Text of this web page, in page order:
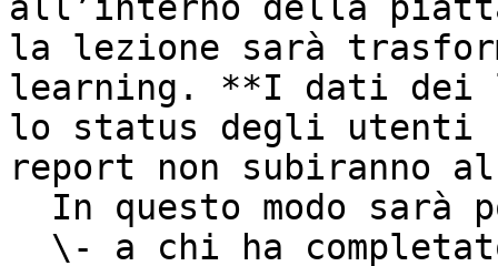
la lezione sarà
learning. **I dati dei
lo status degli utenti
report non subiranno